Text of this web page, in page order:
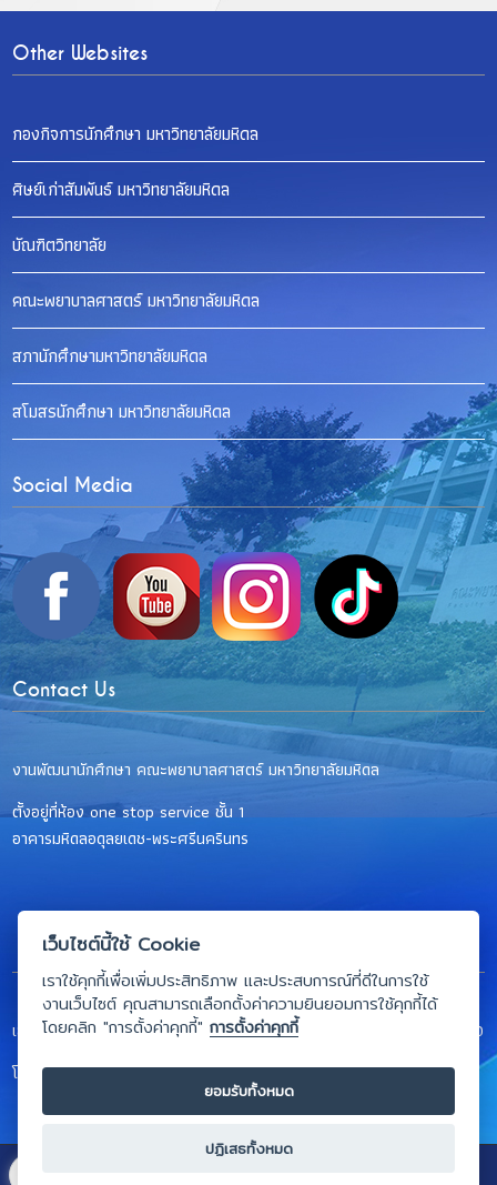
Other Websites
กองกิจการนักศึกษา มหาวิทยาลัยมหิดล
ศิษย์เก่าสัมพันธ์ มหาวิทยาลัยมหิดล
บัณฑิตวิทยาลัย
คณะพยาบาลศาสตร์ มหาวิทยาลัยมหิดล
สภานักศึกษามหาวิทยาลัยมหิดล
สโมสรนักศึกษา มหาวิทยาลัยมหิดล
Social Media
Contact Us
งานพัฒนานักศึกษา คณะพยาบาลศาสตร์ มหาวิทยาลัยมหิดล
ตั้งอยู่ที่ห้อง one stop service ชั้น 1
อาคารมหิดลอดุลยเดช-พระศรีนครินทร
เลขที่ 999 ถ.พุทธมณฑล สาย 4 ต. ศาลายา อ.พุทธมณฑล จ.นครปฐม 73170
โทรศัพท์ 0-2441-5333 หรือ 0-2441-5275 ถึง 81 ต่อ 2121
เว็บไซต์นี้ใช้ Cookie
เราใช้คุกกี้เพื่อเพิ่มประสิทธิภาพ และประสบการณ์ที่ดีในการใช้
งานเว็บไซต์ คุณสามารถเลือกตั้งค่าความยินยอมการใช้คุกกี้ได้
โดยคลิก "การตั้งค่าคุกกี้"การตั้งค่าคุกกี้
ยอมรับทั้งหมด
ปฏิเสธทั้งหมด